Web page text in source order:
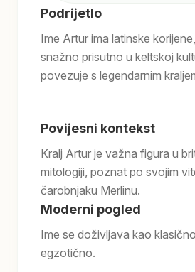
Podrijetlo
Ime Artur ima latinske
snažno prisutno u keltskoj
povezuje s legendarnim
Povijesni kontekst
Kralj Artur je važna figura u
mitologiji, poznat po svojim
čarobnjaku Merlinu.
Moderni pogled
Ime se doživljava kao
egzotično.